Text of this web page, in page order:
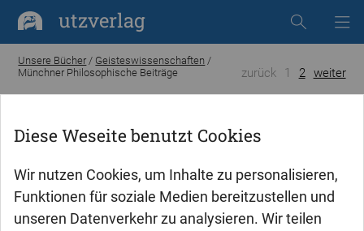
Diese Weseite benutzt Cookies
Wir nutzen Cookies, um Inhalte zu personalisieren,
Funktionen für soziale Medien bereitzustellen und
unseren Datenverkehr zu analysieren. Wir teilen
utzverlag
Unsere Bücher / Geisteswissenschaften /
Münchner Philosophische Beiträge
Münchner Philosophische
Beiträge
Herausgegeben von Prof. Dr. Nikolaus Knoepffler,
Universität Jena; Prof. Dr. Wilhelm Vossenkuhl,
zurück 1 2 weiter